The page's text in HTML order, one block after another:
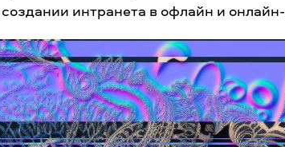
интранета в офлайн и